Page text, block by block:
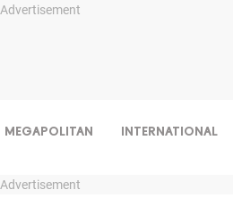
Advertisement
MEGAPOLITAN INTERNATIONAL
Advertisement